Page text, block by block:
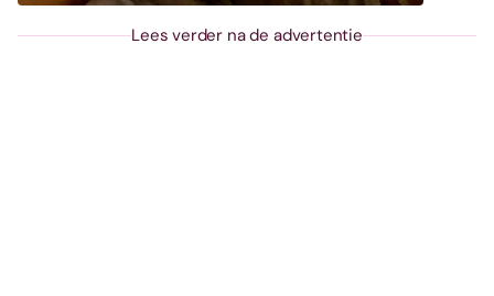
Lees verder na de advertentie